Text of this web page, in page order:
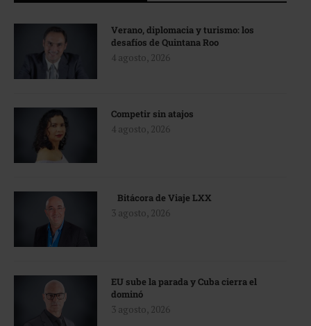
Verano, diplomacia y turismo: los
desafíos de Quintana Roo
4 agosto, 2026
Competir sin atajos
4 agosto, 2026
Bitácora de Viaje LXX
3 agosto, 2026
EU sube la parada y Cuba cierra el
dominó
3 agosto, 2026